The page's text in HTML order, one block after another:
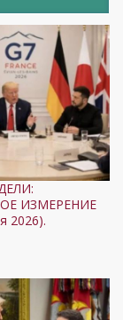
ИЗМЕРЕНИЕ
2026).